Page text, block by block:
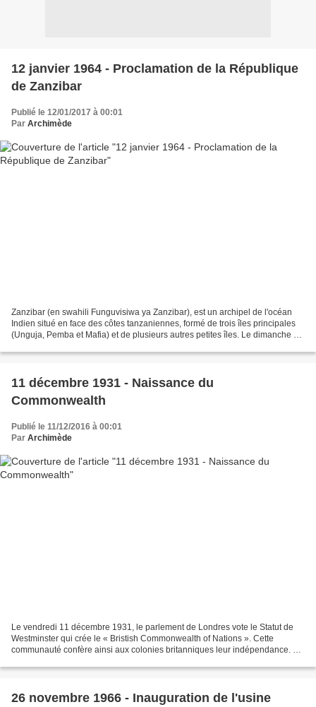
12 janvier 1964 - Proclamation de la République
de Zanzibar
Publié le 12/01/2017 à 00:01
Par Archimède
Zanzibar (en swahili Funguvisiwa ya Zanzibar), est un archipel de l'océan
Indien situé en face des côtes tanzaniennes, formé de trois îles principales
(Unguja, Pemba et Mafia) et de plusieurs autres petites îles. Le dimanche 12
11 décembre 1931 - Naissance du
Commonwealth
Publié le 11/12/2016 à 00:01
Par Archimède
Le vendredi 11 décembre 1931, le parlement de Londres vote le Statut de
Westminster qui crée le « Bristish Commonwealth of Nations ». Cette
communauté confère ainsi aux colonies britanniques leur indépendance. Le
26 novembre 1966 - Inauguration de l'usine